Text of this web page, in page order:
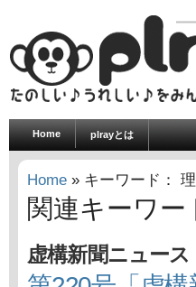
Home plrayとは
Home » キーワード：
関連キーワー
虚構新聞ニュース